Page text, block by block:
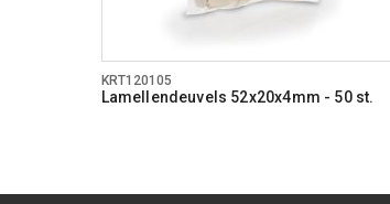
KRT120105
Lamellendeuvels 52x20x4mm - 50 st.